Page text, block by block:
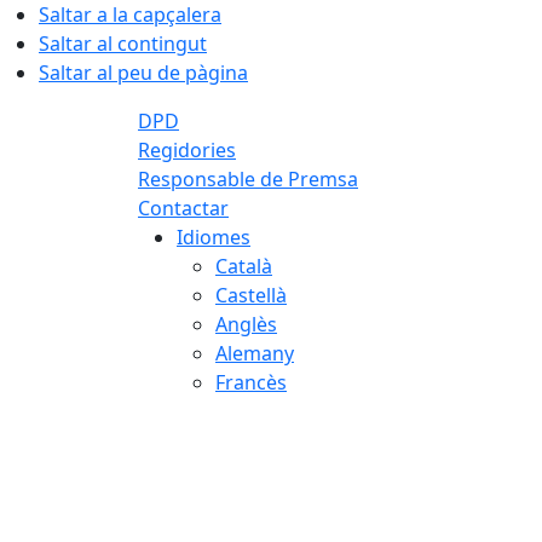
Saltar a la capçalera
Saltar al contingut
Saltar al peu de pàgina
DPD
Regidories
Responsable de Premsa
Contactar
Idiomes
Català
Castellà
Anglès
Alemany
Francès